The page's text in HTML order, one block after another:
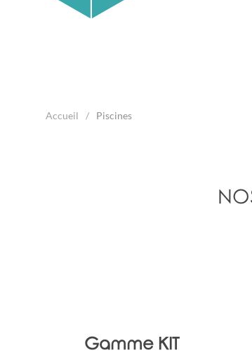
Accueil Piscines
Gamme KIT